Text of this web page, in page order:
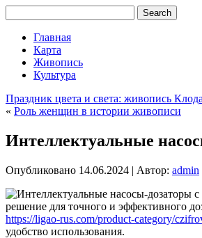
Главная
Карта
Живопись
Культура
Праздник цвета и света: живопись
« Роль женщин в истории живописи
Интеллектуальные
Опубликовано 14.06.2024 | Автор: admin
решение для точного и эффективного
https://ligao-rus.com/product-category/
удобство использования.